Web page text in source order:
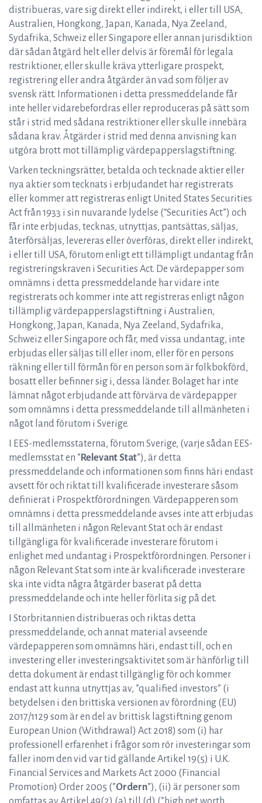
distribueras, vare sig direkt eller indirekt, i eller till USA,
Australien, Hongkong, Japan, Kanada, Nya Zeeland,
Sydafrika, Schweiz eller Singapore eller annan jurisdiktion
där sådan åtgärd helt eller delvis är föremål för legala
restriktioner, eller skulle kräva ytterligare prospekt,
registrering eller andra åtgärder än vad som följer av
svensk rätt. Informationen i detta pressmeddelande får
inte heller vidarebefordras eller reproduceras på sätt som
står i strid med sådana restriktioner eller skulle innebära
sådana krav. Åtgärder i strid med denna anvisning kan
utgöra brott mot tillämplig värdepapperslagstiftning.
Varken teckningsrätter, betalda och tecknade aktier eller
nya aktier som tecknats i erbjudandet har registrerats
eller kommer att registreras enligt United States Securities
Act från 1933 i sin nuvarande lydelse (“Securities Act”) och
får inte erbjudas, tecknas, utnyttjas, pantsättas, säljas,
återförsäljas, levereras eller överföras, direkt eller indirekt,
i eller till USA, förutom enligt ett tillämpligt undantag från
registreringskraven i Securities Act. De värdepapper som
omnämns i detta pressmeddelande har vidare inte
registrerats och kommer inte att registreras enligt någon
tillämplig värdepapperslagstiftning i Australien,
Hongkong, Japan, Kanada, Nya Zeeland, Sydafrika,
Schweiz eller Singapore och får, med vissa undantag, inte
erbjudas eller säljas till eller inom, eller för en persons
räkning eller till förmån för en person som är folkbokförd,
bosatt eller befinner sig i, dessa länder. Bolaget har inte
lämnat något erbjudande att förvärva de värdepapper
som omnämns i detta pressmeddelande till allmänheten i
något land förutom i Sverige.
I EES-medlemsstaterna, förutom Sverige, (varje sådan EES-
medlemsstat en ” Relevant Stat”), är detta
pressmeddelande och informationen som finns häri endast
avsett för och riktat till kvalificerade investerare såsom
definierat i Prospektförordningen. Värdepapperen som
omnämns i detta pressmeddelande avses inte att erbjudas
till allmänheten i någon Relevant Stat och är endast
tillgängliga för kvalificerade investerare förutom i
enlighet med undantag i Prospektförordningen. Personer i
någon Relevant Stat som inte är kvalificerade investerare
ska inte vidta några åtgärder baserat på detta
pressmeddelande och inte heller förlita sig på det.
I Storbritannien distribueras och riktas detta
pressmeddelande, och annat material avseende
värdepapperen som omnämns häri, endast till, och en
investering eller investeringsaktivitet som är hänförlig till
detta dokument är endast tillgänglig för och kommer
endast att kunna utnyttjas av, ”qualified investors” (i
betydelsen i den brittiska versionen av förordning (EU)
2017/1129 som är en del av brittisk lagstiftning genom
European Union (Withdrawal) Act 2018) som (i) har
professionell erfarenhet i frågor som rör investeringar som
faller inom den vid var tid gällande Artikel 19(5) i U.K.
Financial Services and Markets Act 2000 (Financial
Promotion) Order 2005 (”Ordern”), (ii) är personer som